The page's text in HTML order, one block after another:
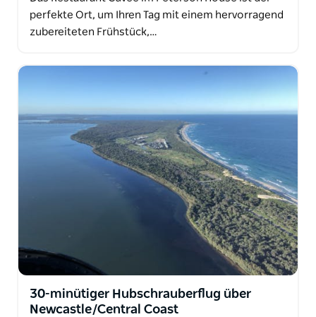
perfekte Ort, um Ihren Tag mit einem hervorragend
zubereiteten Frühstück,…
30-minütiger Hubschrauberflug über
Newcastle/Central Coast